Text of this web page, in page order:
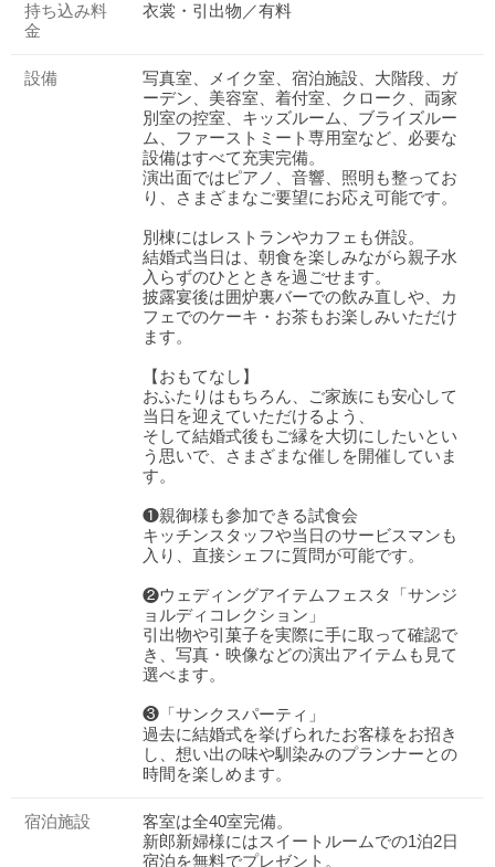
残◯
8/8限定【来館特典】最大7万円①
持ち込み料
金
衣裳・引出物／有料
設備
写真室、メイク室、宿泊施設、大階段、ガ
ーデン、美容室、着付室、クローク、両家
別室の控室、キッズルーム、ブライズルー
ム、ファーストミート専用室など、必要な
設備はすべて充実完備。
演出面ではピアノ、音響、照明も整ってお
り、さまざまなご要望にお応え可能です。
別棟にはレストランやカフェも併設。
結婚式当日は、朝食を楽しみながら親子水
入らずのひとときを過ごせます。
披露宴後は囲炉裏バーでの飲み直しや、カ
フェでのケーキ・お茶もお楽しみいただけ
ます。
【おもてなし】
おふたりはもちろん、ご家族にも安心して
当日を迎えていただけるよう、
そして結婚式後もご縁を大切にしたいとい
う思いで、さまざまな催しを開催していま
す。
❶親御様も参加できる試食会
キッチンスタッフや当日のサービスマンも
入り、直接シェフに質問が可能です。
❷ウェディングアイテムフェスタ「サンジ
ョルディコレクション」
引出物や引菓子を実際に手に取って確認で
き、写真・映像などの演出アイテムも見て
選べます。
❸「サンクスパーティ」
過去に結婚式を挙げられたお客様をお招き
し、想い出の味や馴染みのプランナーとの
時間を楽しめます。
宿泊施設
客室は全40室完備。
新郎新婦様にはスイートルームでの1泊2日
宿泊を無料でプレゼント。